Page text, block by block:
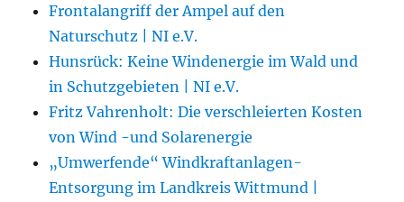
Frontalangriff der Ampel auf den
Naturschutz | NI e.V.
Hunsrück: Keine Windenergie im Wald und
in Schutzgebieten | NI e.V.
Fritz Vahrenholt: Die verschleierten Kosten
von Wind -und Solarenergie
„Umwerfende“ Windkraftanlagen-
Entsorgung im Landkreis Wittmund |